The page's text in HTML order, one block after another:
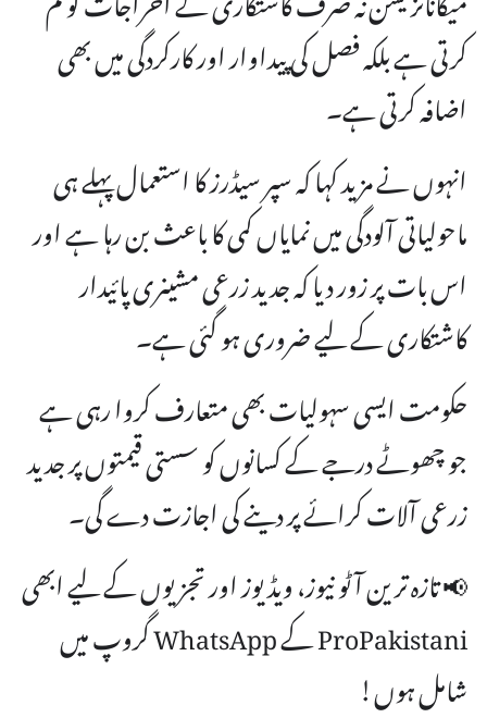
کرتی ہے بلکہ فصل کی پیداوار اور کارکردگی میں بھی
اضافہ کرتی ہے۔
انہوں نے مزید کہا کہ سپر سیڈرز کا استعمال پہلے ہی
ماحولیاتی آلودگی میں نمایاں کمی کا باعث بن رہا ہے اور
اس بات پر زور دیا کہ جدید زرعی مشینری پائیدار
کاشتکاری کے لیے ضروری ہو گئی ہے۔
حکومت ایسی سہولیات بھی متعارف کروا رہی ہے
جو چھوٹے درجے کے کسانوں کو سستی قیمتوں پر جدید
زرعی آلات کرائے پر دینے کی اجازت دے گی۔
📢 تازہ ترین آٹو نیوز، ویڈیوز اور تجزیوں کے لیے ابھی
ProPakistani کے WhatsApp گروپ میں
شامل ہوں!